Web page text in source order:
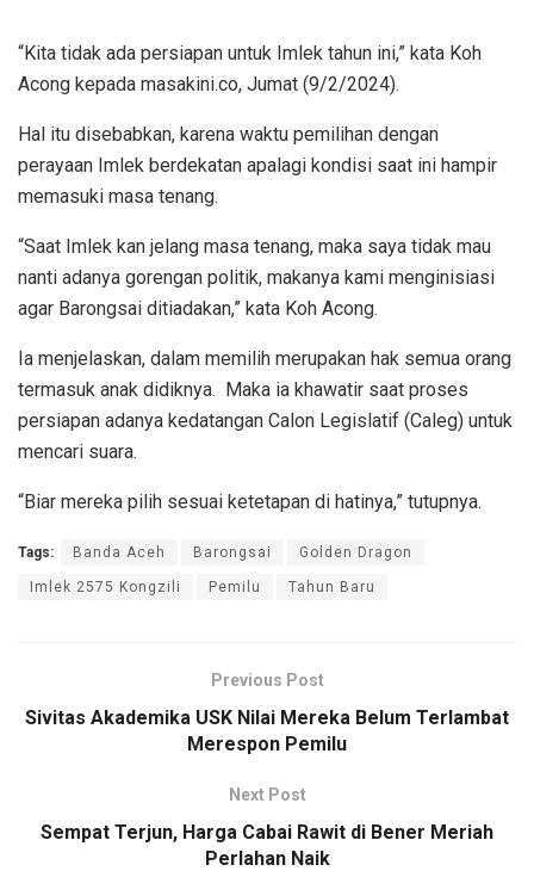
“Kita tidak ada persiapan untuk Imlek tahun ini,” kata Koh
Acong kepada masakini.co, Jumat (9/2/2024).
Hal itu disebabkan, karena waktu pemilihan dengan
perayaan Imlek berdekatan apalagi kondisi saat ini hampir
memasuki masa tenang.
“Saat Imlek kan jelang masa tenang, maka saya tidak mau
nanti adanya gorengan politik, makanya kami menginisiasi
agar Barongsai ditiadakan,” kata Koh Acong.
Ia menjelaskan, dalam memilih merupakan hak semua orang
termasuk anak didiknya. Maka ia khawatir saat proses
persiapan adanya kedatangan Calon Legislatif (Caleg) untuk
mencari suara.
“Biar mereka pilih sesuai ketetapan di hatinya,” tutupnya.
Tags: Banda Aceh Barongsai Golden Dragon
Imlek 2575 Kongzili Pemilu Tahun Baru
Previous Post
Sivitas Akademika USK Nilai Mereka Belum Terlambat
Merespon Pemilu
Next Post
Sempat Terjun, Harga Cabai Rawit di Bener Meriah
Perlahan Naik